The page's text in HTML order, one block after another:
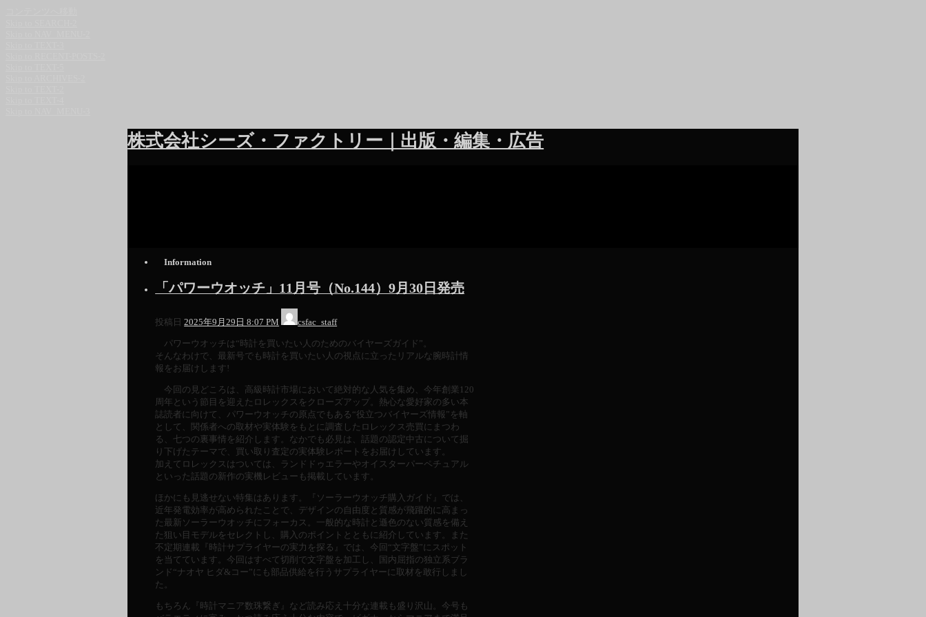
株式会社シーズ・ファクトリー｜出版・編集・広告
Information
「パワーウオッチ」11月号（No.144）9月30日発売
投稿日 2025年9月29日 8:07 PM csfac_staff
パワーウオッチは“時計を買いたい人のためのバイヤーズガイド”。
そんなわけで、最新号でも時計を買いたい人の視点に立ったリアルな腕時計情
報をお届けします!
今回の見どころは、高級時計市場において絶対的な人気を集め、今年創業120
周年という節目を迎えたロレックスをクローズアップ。熱心な愛好家の多い本
誌読者に向けて、パワーウオッチの原点でもある“役立つバイヤーズ情報”を軸
として、関係者への取材や実体験をもとに調査したロレックス売買にまつわ
る、七つの裏事情を紹介します。なかでも必見は、話題の認定中古について掘
り下げたテーマで、買い取り査定の実体験レポートをお届けしています。
加えてロレックスはついては、ランドドゥエラーやオイスターパーペチュアル
といった話題の新作の実機レビューも掲載しています。
ほかにも見逃せない特集はあります。『ソーラーウオッチ購入ガイド』では、
近年発電効率が高められたことで、デザインの自由度と質感が飛躍的に高まっ
た最新ソーラーウオッチにフォーカス。一般的な時計と遜色のない質感を備え
た狙い目モデルをセレクトし、購入のポイントとともに紹介しています。また
不定期連載『時計サプライヤーの実力を探る』では、今回“文字盤”にスポット
を当てています。今回はすべて切削で文字盤を加工し、国内屈指の独立系ブラ
ンド“ナオヤ ヒダ&コー”にも部品供給を行うサプライヤーに取材を敢行しまし
た。
もちろん『時計マニア数珠繋ぎ』など読み応え十分な連載も盛り沢山。今号も